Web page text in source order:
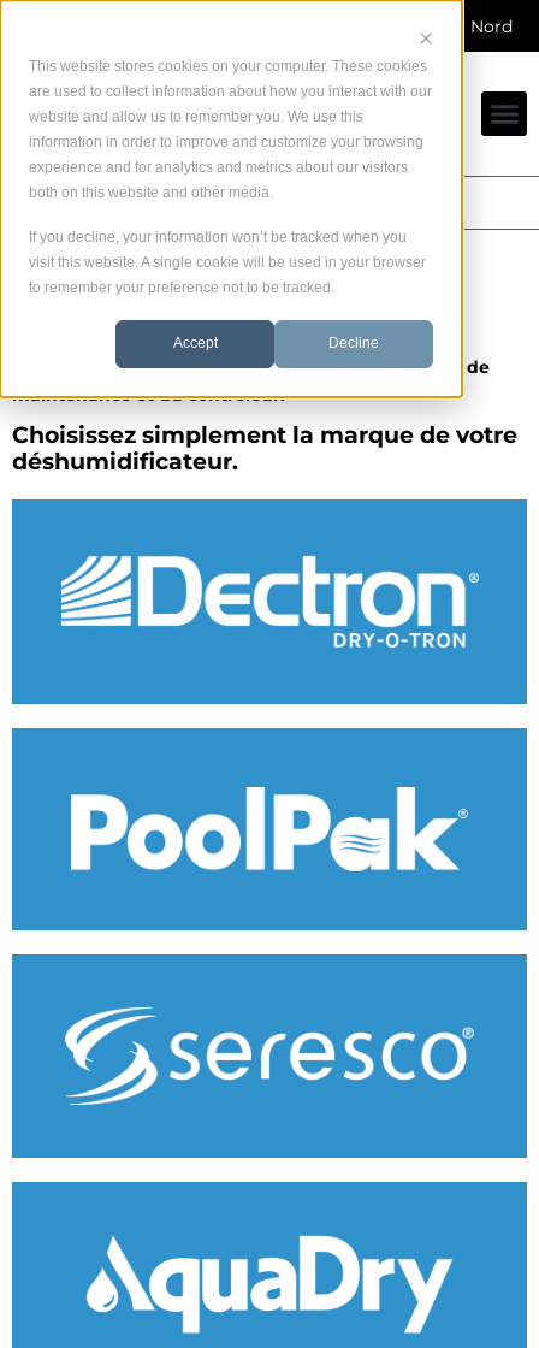
This website stores cookies on your computer. These cookies
are used to collect information about how you interact with our
website and allow us to remember you. We use this
information in order to improve and customize your browsing
experience and for analytics and metrics about our visitors
both on this website and other media.
If you decline, your information won’t be tracked when you
visit this website. A single cookie will be used in your browser
to remember your preference not to be tracked.
Accept Decline
content
Service direct du fabricant dans toute Amérique du Nord
Domicile Ressources Manuels
NOTRE
Accéder aux manuels d’installation, d’utilisation et de
maintenance et du contrôleur.
Choisissez simplement la marque de votre
déshumidificateur.